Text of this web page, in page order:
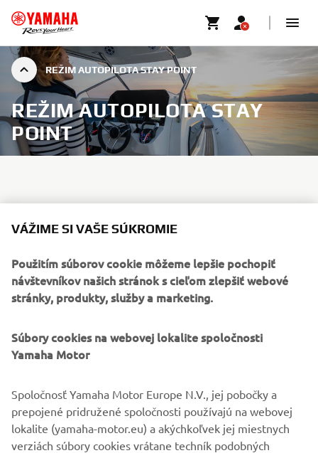
REŽIM AUTOPILOTA STAY POINT
REŽIM AUTOPILOTA STAY
POINT
Helm Master EX, ktorý umožňuje kapitánom zaistiť viac
Režim Stay Point je neuveriteľne praktický, keď stojíte v
prístave počas tankovania alebo keď čakáte na otvorenie
miesto, ktoré si chcete dlhšie vychutnať.
fotografovanie alebo iné aktivity, pri ktorých sa vyžaduje
mimoriadna presnosť pri státí na mieste.
VÁŽIME SI VAŠE SÚKROMIE
Použitím súborov cookie môžeme lepšie pochopiť
návštevníkov našich stránok s cieľom zlepšiť webové
stránky, produkty, služby a marketing.
Súbory cookies na webovej lokalite spoločnosti
Yamaha Motor
Spoločnosť Yamaha Motor Europe N.V., jej pobočky a
prepojené pridružené spoločnosti používajú na webovej
lokalite (yamaha-motor.eu) a akýchkoľvek jej miestnych
verziách súbory cookies vrátane techník podobných